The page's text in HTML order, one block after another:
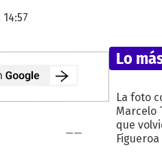
Lo
La foto
Marcelo
que
Figueroa